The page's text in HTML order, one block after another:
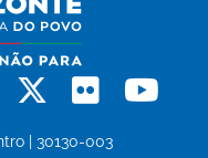
Whatsapp
X Flickr
| 30130-003